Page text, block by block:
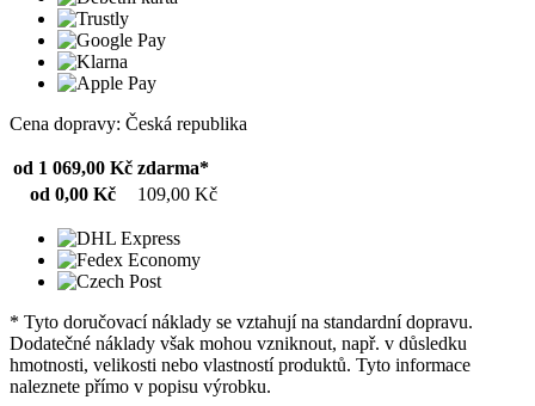
Cena dopravy: Česká republika
od 1 069,00 Kč zdarma*
od 0,00 Kč
109,00 Kč
* Tyto doručovací náklady se vztahují na standardní dopravu.
Dodatečné náklady však mohou vzniknout, např. v důsledku
hmotnosti, velikosti nebo vlastností produktů. Tyto informace
naleznete přímo v popisu výrobku.